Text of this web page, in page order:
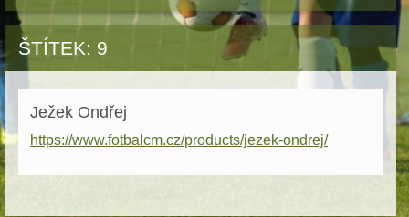
ŠTÍTEK: 9
Ježek Ondřej
https://www.fotbalcm.cz/products/jezek-ondrej/